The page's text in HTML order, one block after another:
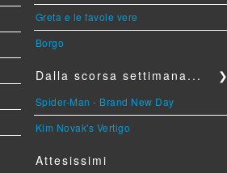
Greta e le favole vere
Borgo
Dalla scorsa settimana... ❯
Spider-Man - Brand New Day
Kim Novak's Vertigo
Attesissimi